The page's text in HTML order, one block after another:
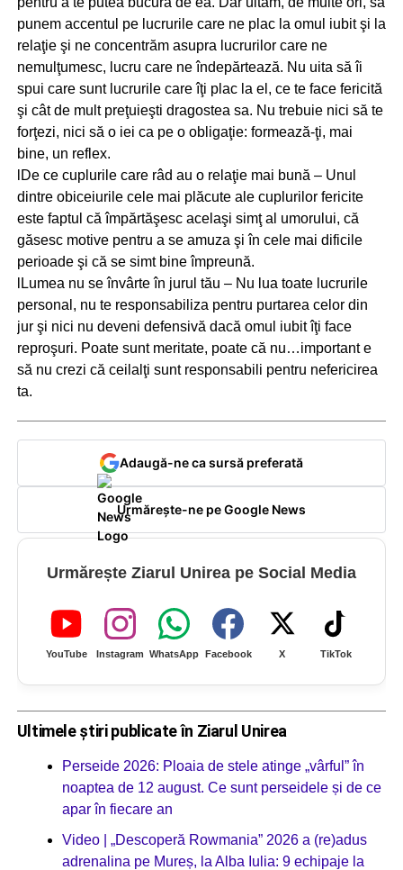
punem accentul pe lucrurile care ne plac la omul iubit şi la
relaţie şi ne concentrăm asupra lucrurilor care ne
nemulţumesc, lucru care ne îndepărtează. Nu uita să îi
spui care sunt lucrurile care îţi plac la el, ce te face fericită
şi cât de mult preţuieşti dragostea sa. Nu trebuie nici să te
forţezi, nici să o iei ca pe o obligaţie: formează-ţi, mai
bine, un reflex.
lDe ce cuplurile care râd au o relaţie mai bună – Unul
dintre obiceiurile cele mai plăcute ale cuplurilor fericite
este faptul că împărtăşesc acelaşi simţ al umorului, că
găsesc motive pentru a se amuza şi în cele mai dificile
perioade şi că se simt bine împreună.
lLumea nu se învârte în jurul tău – Nu lua toate lucrurile
personal, nu te responsabiliza pentru purtarea celor din
jur şi nici nu deveni defensivă dacă omul iubit îţi face
reproşuri. Poate sunt meritate, poate că nu…important e
să nu crezi că ceilalţi sunt responsabili pentru nefericirea
ta.
Adaugă-ne ca sursă preferată
Urmărește-ne pe Google News
Urmărește Ziarul Unirea pe Social Media
YouTube Instagram WhatsApp Facebook X TikTok
Ultimele știri publicate în Ziarul Unirea
Perseide 2026: Ploaia de stele atinge „vârful” în
noaptea de 12 august. Ce sunt perseidele și de ce
apar în fiecare an
Video | „Descoperă Rowmania” 2026 a (re)adus
adrenalina pe Mureș, la Alba Iulia: 9 echipaje la